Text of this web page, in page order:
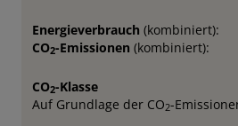
Energieverbrauch (kombiniert):
CO2-Emissionen (kombiniert):
CO2-Klasse
Auf Grundlage der CO2-